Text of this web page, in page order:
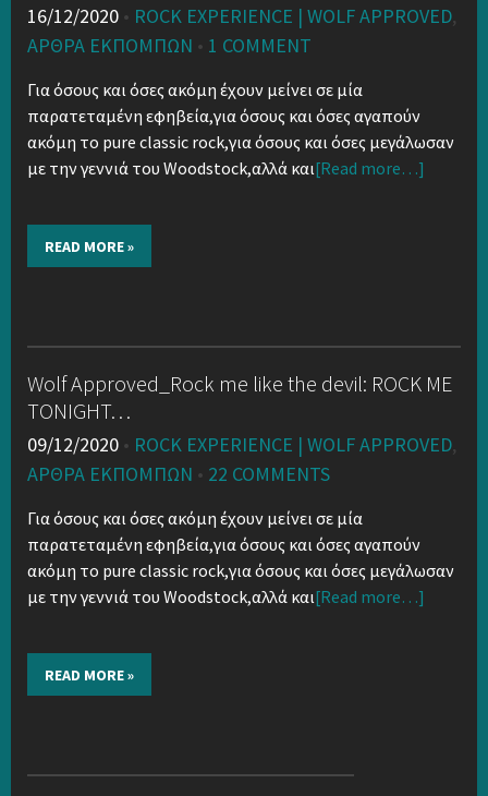
16/12/2020 • ROCK EXPERIENCE | WOLF APPROVED,
ΑΡΘΡΑ ΕΚΠΟΜΠΏΝ • 1 COMMENT
Για όσους και όσες ακόμη έχουν μείνει σε μία
παρατεταμένη εφηβεία,για όσους και όσες αγαπούν
ακόμη το pure classic rock,για όσους και όσες μεγάλωσαν
με την γεννιά του Woodstock,αλλά και[Read more…]
READ MORE »
Wolf Approved_Rock me like the devil: ROCK ME
TONIGHT…
09/12/2020 • ROCK EXPERIENCE | WOLF APPROVED,
ΑΡΘΡΑ ΕΚΠΟΜΠΏΝ • 22 COMMENTS
Για όσους και όσες ακόμη έχουν μείνει σε μία
παρατεταμένη εφηβεία,για όσους και όσες αγαπούν
ακόμη το pure classic rock,για όσους και όσες μεγάλωσαν
με την γεννιά του Woodstock,αλλά και[Read more…]
READ MORE »